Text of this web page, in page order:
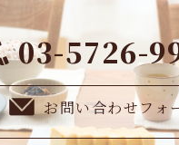
03-5726-
お問い合わせフォ